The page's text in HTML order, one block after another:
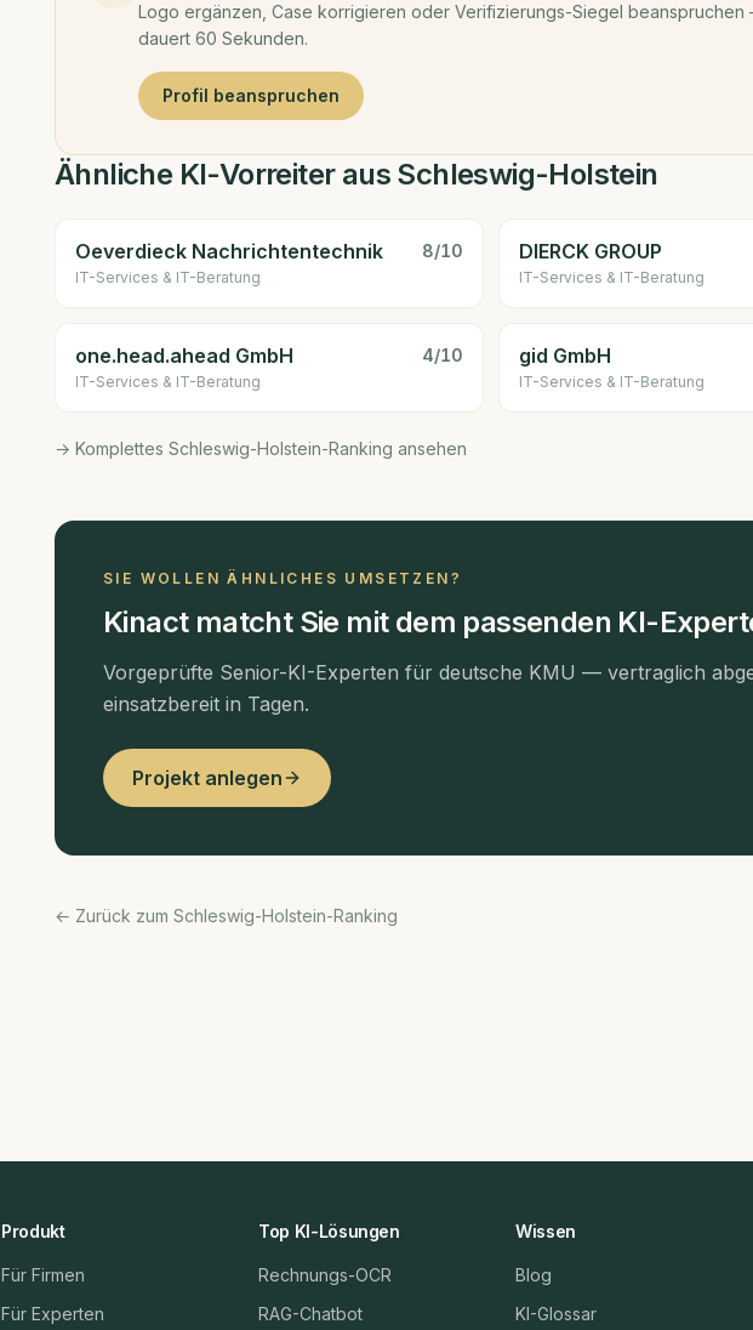
Logo ergänzen, Case korrigieren oder Verifizierungs-Siegel beanspruchen
dauert 60 Sekunden.
Profil beanspruchen
Ähnliche KI-Vorreiter aus Schleswig-Holstein
Oeverdieck Nachrichtentechnik 8/10
IT-Services & IT-Beratung
DIERCK GROUP
IT-Services & IT-Beratung
one.head.ahead GmbH 4/10
IT-Services & IT-Beratung
gid GmbH
IT-Services & IT-Beratung
→ Komplettes Schleswig-Holstein-Ranking ansehen
SIE WOLLEN ÄHNLICHES UMSETZEN?
Kinact matcht Sie mit dem passenden KI-
Vorgeprüfte Senior-KI-Experten für deutsche KMU — vertraglich
einsatzbereit in Tagen.
Projekt anlegen
← Zurück zum Schleswig-Holstein-Ranking
Produkt
Für Firmen
Für Experten
Top KI-Lösungen
Rechnungs-OCR
RAG-Chatbot
Wissen
Blog
KI-Glossar